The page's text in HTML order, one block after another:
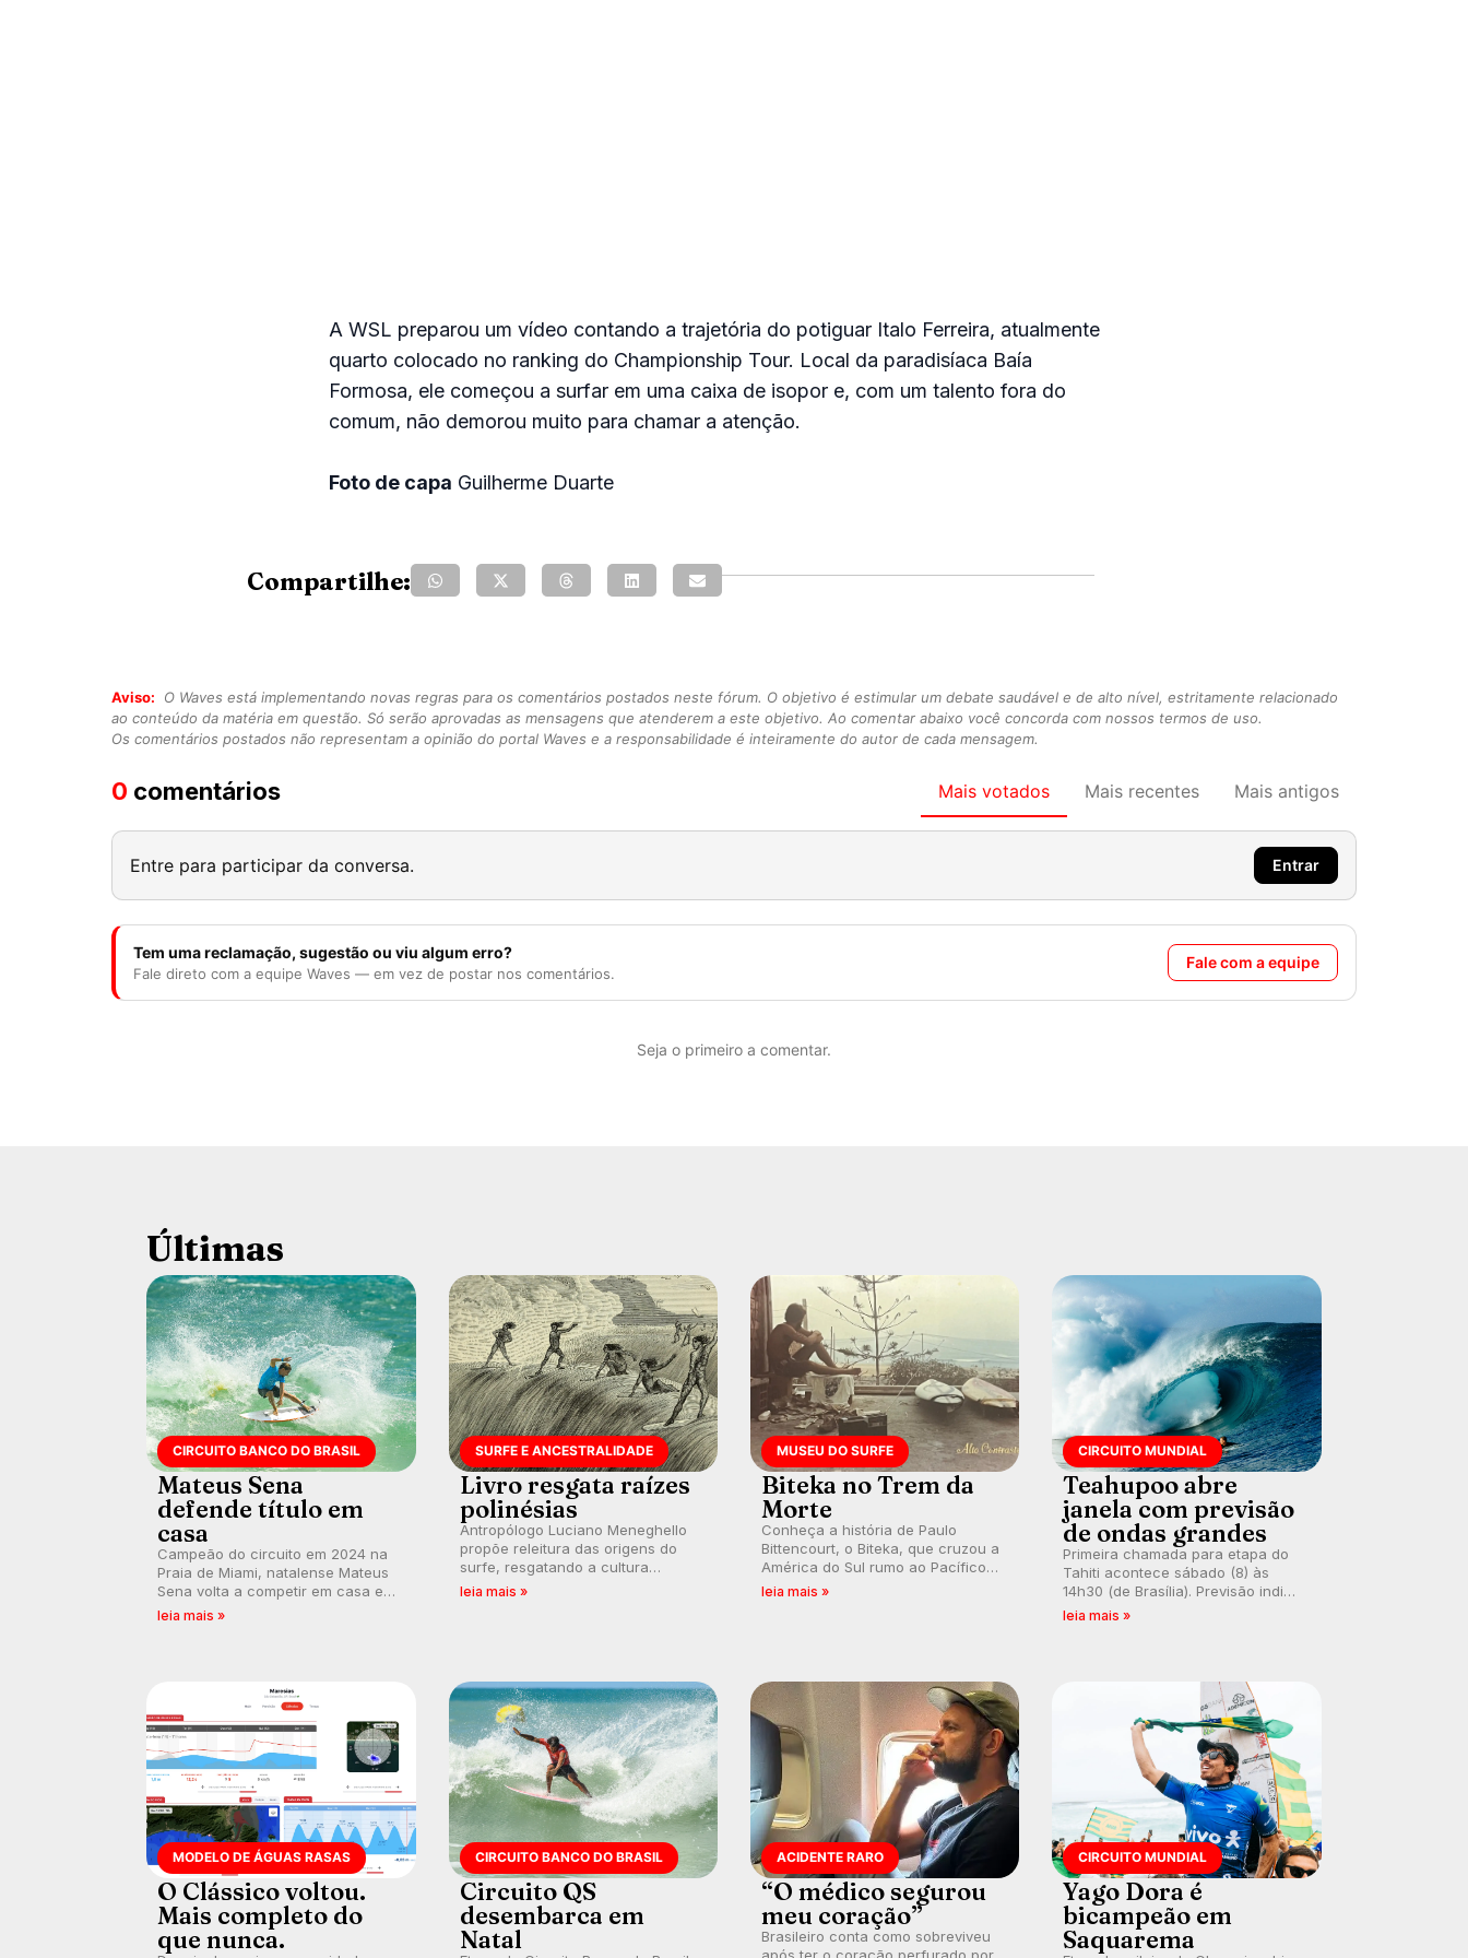
A WSL preparou um vídeo contando a trajetória do potiguar Italo Ferreira, atualmente
quarto colocado no ranking do Championship Tour. Local da paradisíaca Baía
Formosa, ele começou a surfar em uma caixa de isopor e, com um talento fora do
comum, não demorou muito para chamar a atenção.
Foto de capa Guilherme Duarte
Compartilhe:
Aviso:
O Waves está implementando novas regras para os comentários postados neste fórum. O objetivo é estimular um debate saudável e de alto nível, estritamente relacionado
ao conteúdo da matéria em questão. Só serão aprovadas as mensagens que atenderem a este objetivo. Ao comentar abaixo você concorda com nossos termos de uso.
Os comentários postados não representam a opinião do portal Waves e a responsabilidade é inteiramente do autor de cada mensagem.
0 comentários Mais votados Mais recentes Mais antigos
Entre para participar da conversa. Entrar
Tem uma reclamação, sugestão ou viu algum erro?
Fale direto com a equipe Waves — em vez de postar nos comentários.
Fale com a equipe
Seja o primeiro a comentar.
Últimas
CIRCUITO BANCO DO BRASIL
Mateus Sena
defende título em
casa
Campeão do circuito em 2024 na
Praia de Miami, natalense Mateus
Sena volta a competir em casa em
busca de manter a hegemonia
leia mais »
SURFE E ANCESTRALIDADE
Livro resgata raízes
polinésias
Antropólogo Luciano Meneghello
propõe releitura das origens do
surfe, resgatando a cultura
polinésia e questionando a visão
leia mais »
MUSEU DO SURFE
Biteka no Trem da
Morte
Conheça a história de Paulo
Bittencourt, o Biteka, que cruzou a
América do Sul rumo ao Pacífico
em uma jornada que se tornou um
leia mais »
CIRCUITO MUNDIAL
Teahupoo abre
janela com previsão
de ondas grandes
Primeira chamada para etapa do
Tahiti acontece sábado (8) às
14h30 (de Brasília). Previsão indica
swell consistente. Medina
leia mais »
MODELO DE ÁGUAS RASAS
O Clássico voltou.
Mais completo do
que nunca.
CIRCUITO BANCO DO BRASIL
Circuito QS
desembarca em
Natal
ACIDENTE RARO
“O médico segurou
meu coração”
Brasileiro conta como sobreviveu
CIRCUITO MUNDIAL
Yago Dora é
bicampeão em
Saquarema